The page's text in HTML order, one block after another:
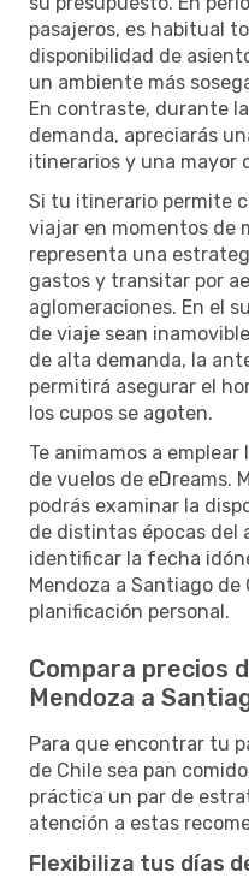
pasajeros, es habitual
disponibilidad de
un ambiente más
En contraste, durante
demanda, apreciarás
itinerarios y una mayor
Si tu itinerario permite
viajar en momentos de
representa una
gastos y transitar por
aglomeraciones. En el
de viaje sean
de alta demanda, la
permitirá asegurar el
los cupos se agoten.
Te animamos a
de vuelos de eDreams.
podrás examinar la
de distintas épocas del
identificar la fecha
Mendoza a Santiago
planificación personal.
Compara precios
Mendoza a
Para que encontrar tu
de Chile sea pan
práctica un par de
atención a estas
Flexibiliza tus días